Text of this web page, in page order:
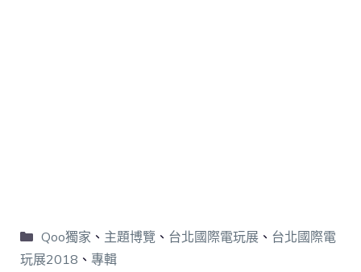
Qoo獨家 、 主題博覽 、 台北國際電玩展、 台北國際電
玩展2018 、 專輯